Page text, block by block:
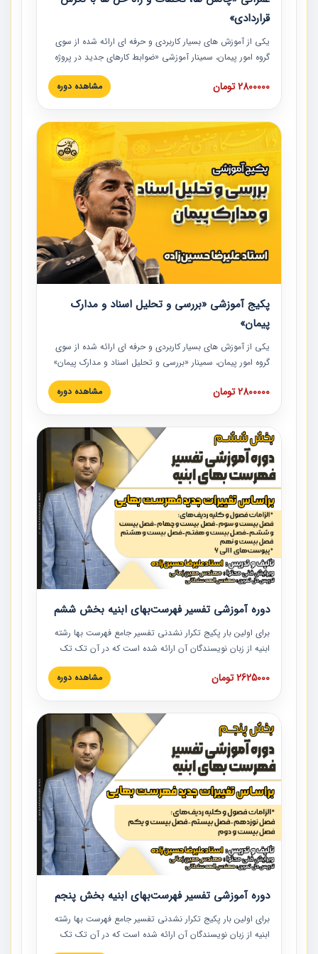
قراردادی»
یکی از آموزش‏‏‏‏‏‏ های بسیار کاربردی و حرفه‏ ای ارائه شده از سوی
گروه امور پیمان، سمینار آموزشی «ضوابط کارهای جدید در پروژه
های عمرانی» چالش ها، تخلفات و راه حل ها با نگرش قراردادی
است که در محل سندیکای شرکت های ساختمانی کشور ارائه شد.
مدارک پیمان به همراه تجربیات عملی ارائه شده است.
2800000 تومان مشاهده دوره
پکیج آموزشی «بررسی و تحلیل اسناد و مدارک
پیمان»
یکی از آموزش‏‏‏‏‏‏ های بسیار کاربردی و حرفه‏ ای ارائه شده از سوی
گروه امور پیمان، سمینار «بررسی و تحلیل اسناد و مدارک پیمان»
است که در دانشگاه صنعتی شریف ارائه شد. در این آموزش
نکات کلیدی مربوط به اسناد و مدارک پیمان، اولویت بندی اسناد
پیمان به همراه تجربیات عملی در این خصوص ارائه شده است.
2800000 تومان مشاهده دوره
دوره آموزشی تفسیر فهرست‌بهای ابنیه بخش ششم
برای اولین بار پکیج تکرار نشدنی تفسیر جامع فهرست بها رشته
ابنیه از زبان نویسندگان آن ارائه شده است که در آن تک تک
ردیف ها و مطالب فهرست بها تفسیر و ارائه شده است. این
دوره به صورت کامل تصویری بوده و به همراه تصاویر عملیات
دوره با کلام مهندس علیرضاحسین‌زاده مدیر پروژه مهندسی
مشاور در امر بازنگری فهرست بها رشته ابنیه ارائه شده و به تمام
همکارانی که در حوزه صنعت ساخت در حال فعالیت هستند حتما
توصیه می کنیم از مطالب این دوره استفاده نمایند.
2625000 تومان مشاهده دوره
دوره آموزشی تفسیر فهرست‌بهای ابنیه بخش پنجم
برای اولین بار پکیج تکرار نشدنی تفسیر جامع فهرست بها رشته
ابنیه از زبان نویسندگان آن ارائه شده است که در آن تک تک
ردیف ها و مطالب فهرست بها تفسیر و ارائه شده است. این